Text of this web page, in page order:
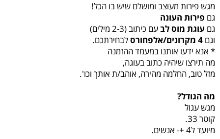
מגש פירות מעוצב ומושלם שיש בו הכל!
גם פירות העונה
גם עוגת מוס לבעם כיתוב (2-3 מילים)
וגם
לבחירתכם.
* אנא ידעו אותנו במעמד ההזמנה
מה תירצו שיהיה כתוב בעוגה,
מזל טוב, החלמה מהירה, אוהב/ת אותך וכו'.
מה הגודל?
מגש עגול
קוטר 33.
מיועד ל4 +- אנשים.